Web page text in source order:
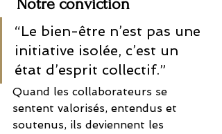
Notre conviction
“Le bien-être n’est pas une
initiative isolée, c’est un
état d’esprit collectif.”
Quand les collaborateurs se
sentent valorisés, entendus et
soutenus, ils deviennent les